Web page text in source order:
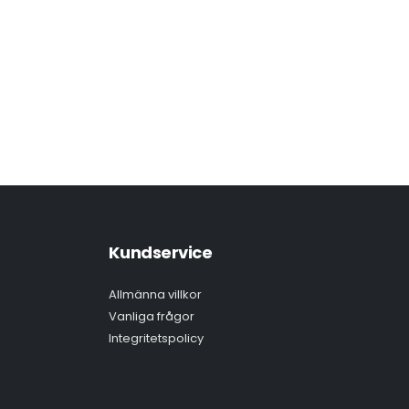
Kundservice
Allmänna villkor
Vanliga frågor
Integritetspolicy